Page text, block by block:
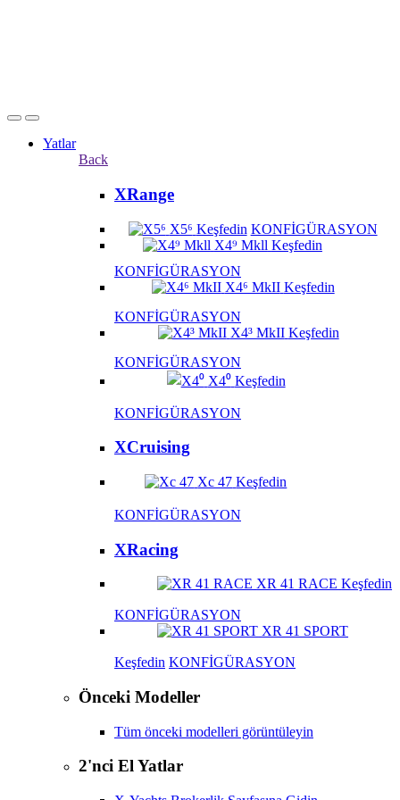
Yatlar
Back
XRange
X5⁶ Keşfedin KONFİGÜRASYON
X4⁹ Mkll Keşfedin
KONFİGÜRASYON
X4⁶ MkII Keşfedin
KONFİGÜRASYON
X4³ MkII Keşfedin
KONFİGÜRASYON
X4⁰ Keşfedin
KONFİGÜRASYON
XCruising
Xc 47 Keşfedin
KONFİGÜRASYON
XRacing
XR 41 RACE Keşfedin
KONFİGÜRASYON
XR 41 SPORT
Keşfedin KONFİGÜRASYON
Önceki Modeller
Tüm önceki modelleri görüntüleyin
2'nci El Yatlar